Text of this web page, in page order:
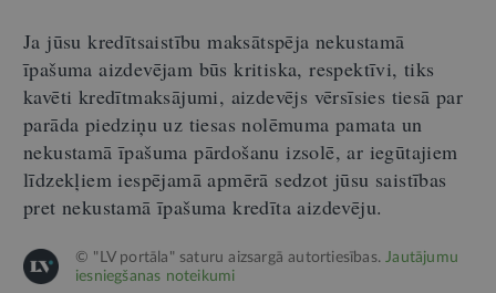
Ja jūsu kredītsaistību maksātspēja nekustamā
īpašuma aizdevējam būs kritiska, respektīvi, tiks
kavēti kredītmaksājumi, aizdevējs vērsīsies tiesā par
parāda piedziņu uz tiesas nolēmuma pamata un
nekustamā īpašuma pārdošanu izsolē, ar iegūtajiem
līdzekļiem iespējamā apmērā sedzot jūsu saistības
pret nekustamā īpašuma kredīta aizdevēju.
© "LV portāla" saturu aizsargā autortiesības.Jautājumu
iesniegšanas noteikumi